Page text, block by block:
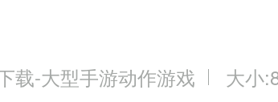
会。前期升级还是很客观
于副本一样，每日一次
开通黄金VIP额外赠送2次
载-大型手游动作游戏 大小